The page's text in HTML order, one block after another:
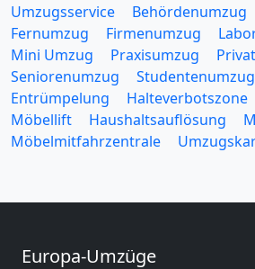
Umzugsservice Behördenumzug
Fernumzug
Firmenumzug
Mini Umzug
Praxisumzug
Seniorenumzug
Studentenumzug
Entrümpelung
Halteverbotszone
Möbellift
Haushaltsauflösung
Möbelmitfahrzentrale
Europa-Umzüge